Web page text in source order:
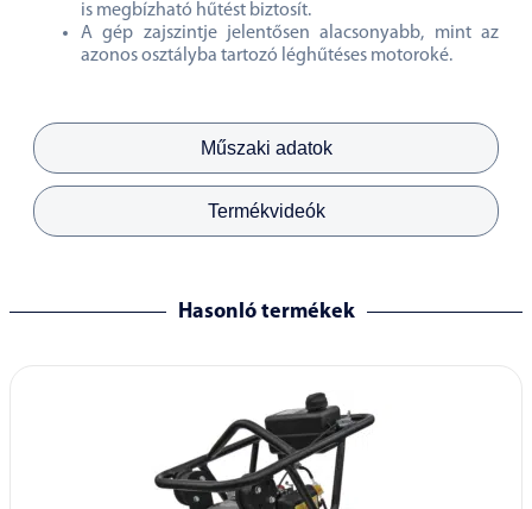
Műszaki adatok
Termékvideók
is megbízható hűtést biztosít.
A gép zajszintje jelentősen alacsonyabb, mint az
azonos osztályba tartozó léghűtéses motoroké.
Hasonló termékek